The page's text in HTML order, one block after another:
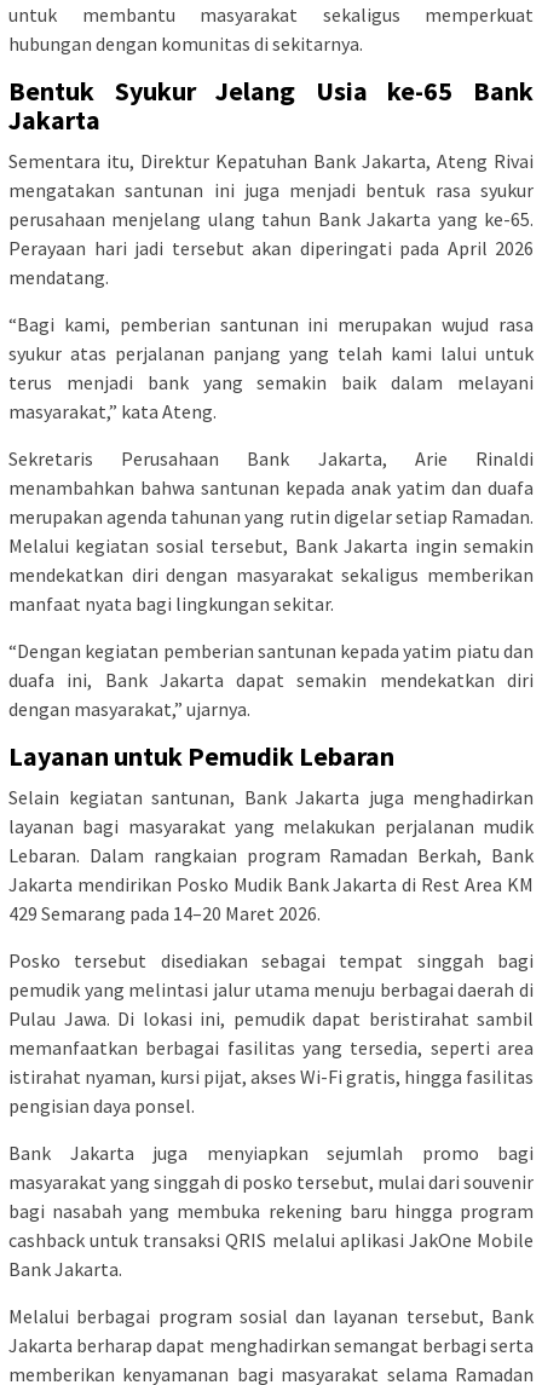
untuk membantu masyarakat sekaligus memperkuat
hubungan dengan komunitas di sekitarnya.
Bentuk Syukur Jelang Usia ke-65 Bank
Jakarta
Sementara itu, Direktur Kepatuhan Bank Jakarta, Ateng Rivai
mengatakan santunan ini juga menjadi bentuk rasa syukur
perusahaan menjelang ulang tahun Bank Jakarta yang ke-65.
Perayaan hari jadi tersebut akan diperingati pada April 2026
mendatang.
“Bagi kami, pemberian santunan ini merupakan wujud rasa
syukur atas perjalanan panjang yang telah kami lalui untuk
terus menjadi bank yang semakin baik dalam melayani
masyarakat,” kata Ateng.
Sekretaris Perusahaan Bank Jakarta, Arie Rinaldi
menambahkan bahwa santunan kepada anak yatim dan duafa
merupakan agenda tahunan yang rutin digelar setiap Ramadan.
Melalui kegiatan sosial tersebut, Bank Jakarta ingin semakin
mendekatkan diri dengan masyarakat sekaligus memberikan
manfaat nyata bagi lingkungan sekitar.
“Dengan kegiatan pemberian santunan kepada yatim piatu dan
duafa ini, Bank Jakarta dapat semakin mendekatkan diri
dengan masyarakat,” ujarnya.
Layanan untuk Pemudik Lebaran
Selain kegiatan santunan, Bank Jakarta juga menghadirkan
layanan bagi masyarakat yang melakukan perjalanan mudik
Lebaran. Dalam rangkaian program Ramadan Berkah, Bank
Jakarta mendirikan Posko Mudik Bank Jakarta di Rest Area KM
429 Semarang pada 14–20 Maret 2026.
Posko tersebut disediakan sebagai tempat singgah bagi
pemudik yang melintasi jalur utama menuju berbagai daerah di
Pulau Jawa. Di lokasi ini, pemudik dapat beristirahat sambil
memanfaatkan berbagai fasilitas yang tersedia, seperti area
istirahat nyaman, kursi pijat, akses Wi-Fi gratis, hingga fasilitas
pengisian daya ponsel.
Bank Jakarta juga menyiapkan sejumlah promo bagi
masyarakat yang singgah di posko tersebut, mulai dari souvenir
bagi nasabah yang membuka rekening baru hingga program
cashback untuk transaksi QRIS melalui aplikasi JakOne Mobile
Bank Jakarta.
Melalui berbagai program sosial dan layanan tersebut, Bank
Jakarta berharap dapat menghadirkan semangat berbagi serta
memberikan kenyamanan bagi masyarakat selama Ramadan